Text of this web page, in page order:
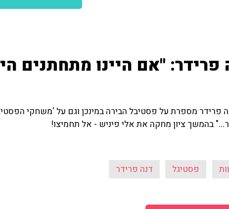
פרידר: "אם היינו מתחתנים
פרידר מספרת על פסטיבל הבירה במינכן וגם על 'משחקי
בהמשך ציון מחקה את אלי פיניש - אל תחמיצו!
פסטיגל דנה פרידר